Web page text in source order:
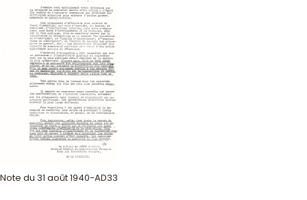
Note du 31 août 1940-AD33